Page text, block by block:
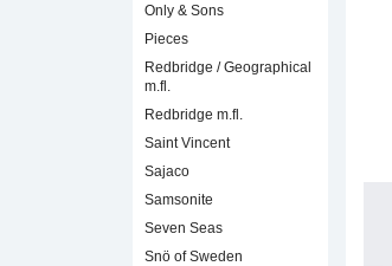
Only & Sons
Pieces
Redbridge / Geographical
m.fl.
Redbridge m.fl.
Saint Vincent
Sajaco
Samsonite
Seven Seas
Snö of Sweden